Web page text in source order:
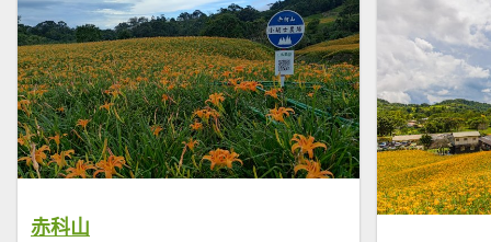
赤科山